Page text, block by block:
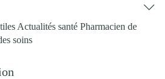
Actualités santé Pharmacien de
soins